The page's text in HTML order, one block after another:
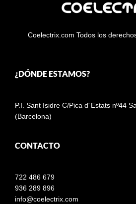
Coelectrix.com Todos los
¿DÓNDE ESTAMOS?
P.I. Sant Isidre C/Pica d´Estats nº44
(Barcelona)
CONTACTO
722 486 679
936 289 896
info@coelectrix.com